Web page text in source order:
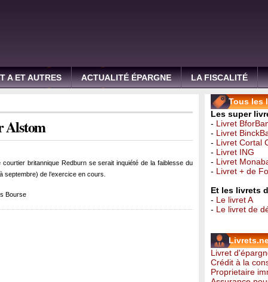
A ET AUTRES ACTUALITÉ ÉPARGNE LA FISCALITÉ
Alstom
britannique Redburn se serait inquiété de la faiblesse du
de l’exercice en cours.
Bourse
Tous les
Les super
- Livret
- Livret
- Livret Cortal
- Livret ING
- Livret
- Livret + de
Et les livrets
- Le livret A
- Le livret de
Livret
Crédit à la
Proprietaire